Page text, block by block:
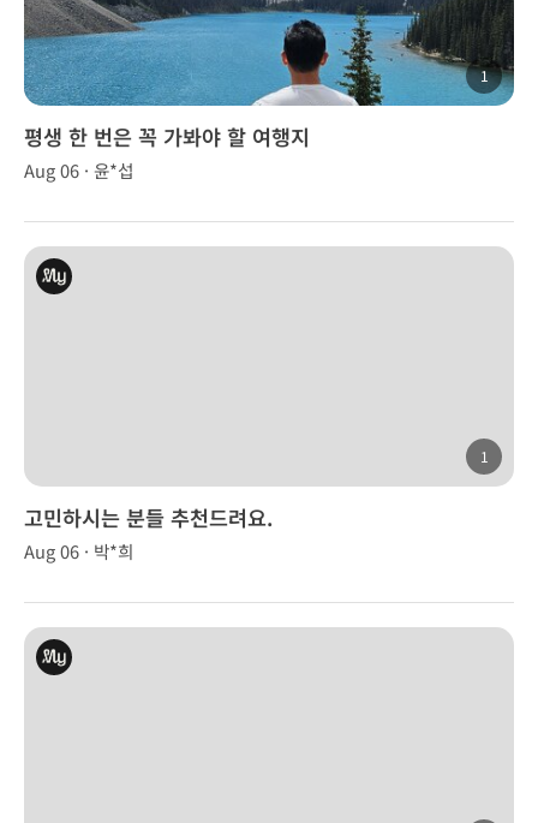
1
평생 한 번은 꼭 가봐야 할 여행지
Aug 06 · 윤*섭
1
고민하시는 분들 추천드려요.
Aug 06 · 박*희